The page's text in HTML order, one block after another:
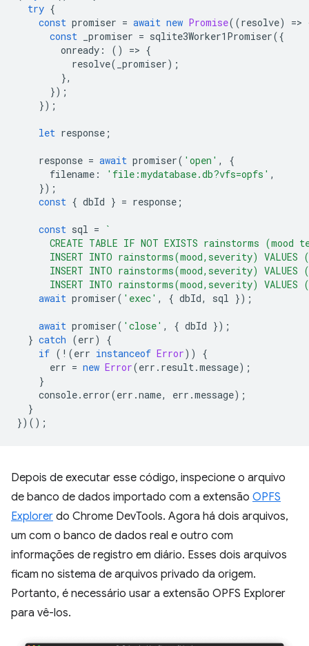
try {
const promiser = await new Promise((resolve) =>
const
_promiser = sqlite3Worker1Promiser({
onready : () => {
resolve( _promiser);
},
});
});
let response ;
response = await promiser( 'open' ,
{
filename : 'file:mydatabase.db?vfs=opfs' ,
});
const { dbId } = response ;
const sql =
`
CREATE TABLE IF NOT EXISTS rainstorms (mood
INSERT INTO rainstorms(mood,severity) VALUES
INSERT INTO rainstorms(mood,severity) VALUES
INSERT INTO rainstorms(mood,severity) VALUES
await promiser( 'exec' , { dbId, sql });
await promiser( 'close' , { dbId });
} catch (err)
{
if ( ! (err instanceof Error))
{
err = new Error(err . result.message);
}
console. error(err .name, err .message);
}
})();
Depois de executar esse código, inspecione o arquivo
de banco de dados importado com a extensão OPFS
Explorer do Chrome DevTools. Agora há dois arquivos,
um com o banco de dados real e outro com
informações de registro em diário. Esses dois arquivos
ficam no sistema de arquivos privado da origem.
Portanto, é necessário usar a extensão OPFS Explorer
para vê-los.